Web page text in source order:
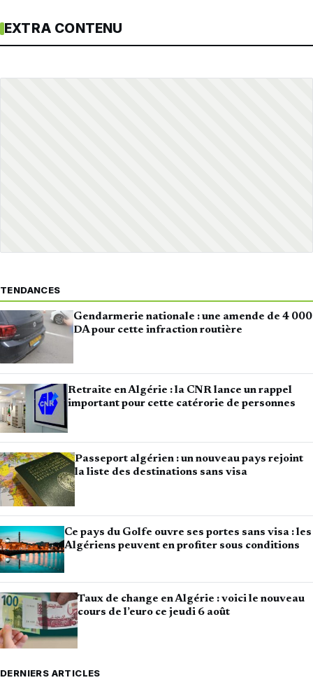
EXTRA CONTENU
TENDANCES
Gendarmerie nationale : une amende de 4 000
DA pour cette infraction routière
Retraite en Algérie : la CNR lance un rappel
important pour cette catérorie de personnes
Passeport algérien : un nouveau pays rejoint
la liste des destinations sans visa
Ce pays du Golfe ouvre ses portes sans visa : les
Algériens peuvent en profiter sous conditions
Taux de change en Algérie : voici le nouveau
cours de l’euro ce jeudi 6 août
DERNIERS ARTICLES